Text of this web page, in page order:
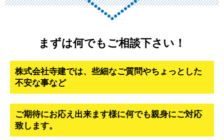
まずは何でもご相談下さい！
株式会社寺建では、些細なご質問やちょっとした
不安な事など
ご期待にお応え出来ます様に何でも親身にご対応
致します。